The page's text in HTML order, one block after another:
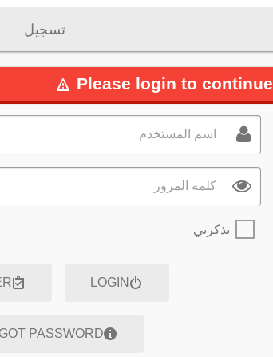
تسجيل
Please login to continue
اسم المستخدم
كلمة المرور
تذكرني
LOGIN
PASSWORD